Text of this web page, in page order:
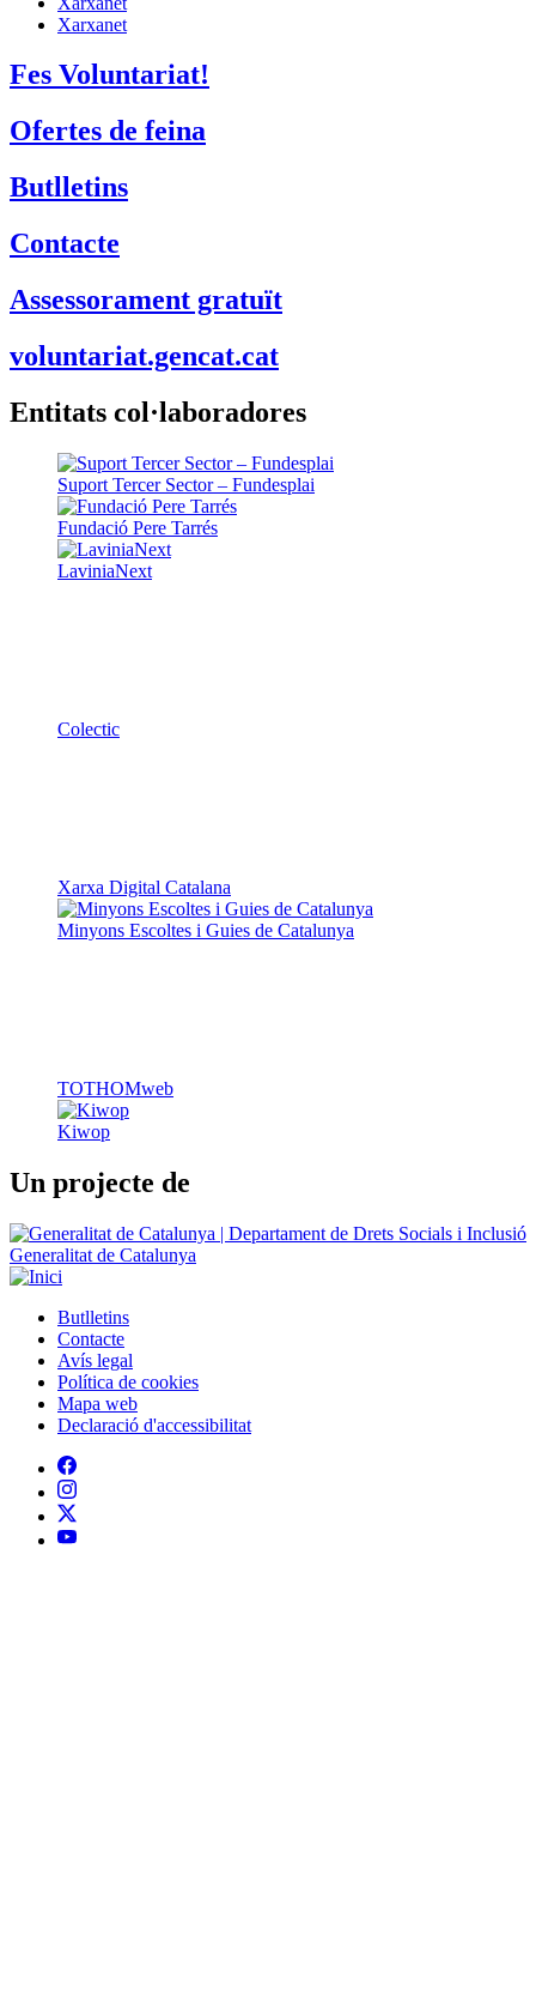
Xarxanet
Fes Voluntariat!
Ofertes de feina
Butlletins
Contacte
Assessorament gratuït
voluntariat.gencat.cat
Entitats col·laboradores
Suport Tercer Sector – Fundesplai
Fundació Pere Tarrés
LaviniaNext
Colectic
Xarxa Digital Catalana
Minyons Escoltes i Guies de Catalunya
Generalitat de Catalunya
Peu
Butlletins
Contacte
Avís legal
Política de cookies
Mapa web
Declaració d'accessibilitat